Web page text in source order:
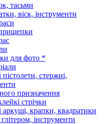
тасьми
віск, інструменти
для фото *
стержні,
призначення
стрічки
аркуші, крапки, квадратики
інструменти